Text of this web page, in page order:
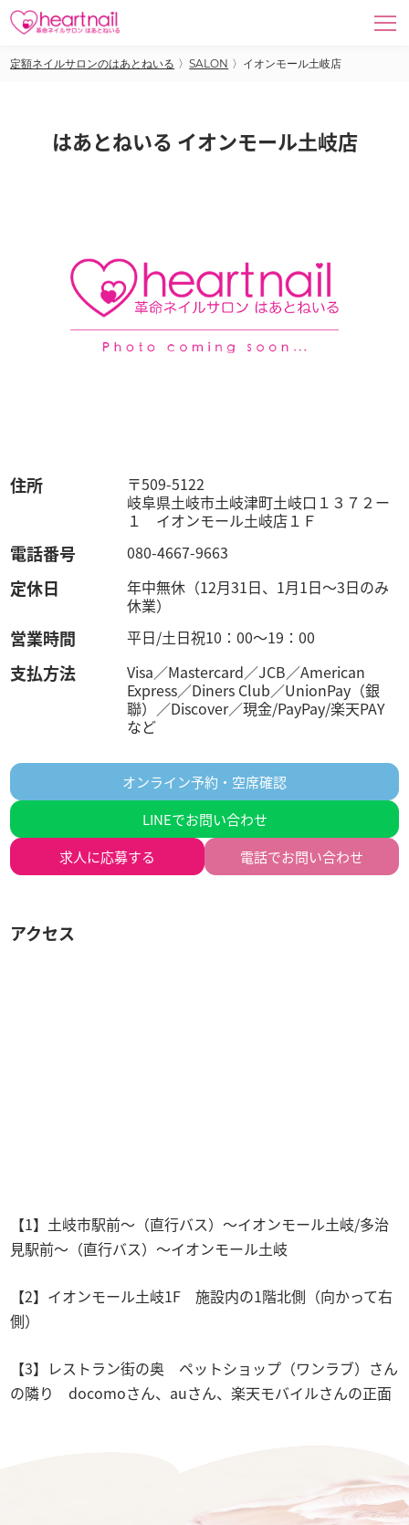
定額ネイルサロンのはあとねいる 〉SALON 〉 イオンモール土岐店
はあとねいる イオンモール土岐店
住所
〒509-5122
岐阜県土岐市土岐津町土岐口１３７２ー
１ イオンモール土岐店１Ｆ
電話番号 080-4667-9663
定休日
年中無休（12月31日、1月1日～3日のみ
休業）
営業時間 平日/土日祝10：00～19：00
支払方法
Visa／Mastercard／JCB／American
Express／Diners Club／UnionPay（銀
聯）／Discover／現金/PayPay/楽天PAY
など
オンライン予約・空席確認
LINEでお問い合わせ
求人に応募する 電話でお問い合わせ
アクセス
【1】土岐市駅前～（直行バス）～イオンモール土岐/多治
見駅前～（直行バス）～イオンモール土岐
【2】イオンモール土岐1F 施設内の1階北側（向かって右
側）
【3】レストラン街の奥 ペットショップ（ワンラブ）さん
の隣り docomoさん、auさん、楽天モバイルさんの正面